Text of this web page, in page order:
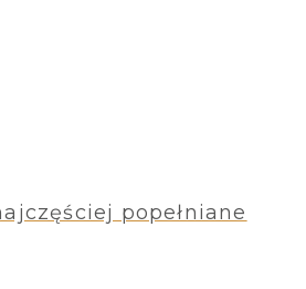
popełniane